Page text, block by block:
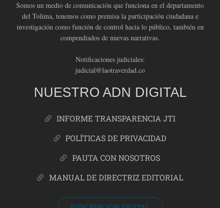
Somos un medio de comunicación que funciona en el departamento
del Tolima, tenemos como premisa la participación ciudadana e
investigación como función de control hacia lo público, también en
compendiados de nuevas narrativas.
Notificaciones judiciales:
judicial@laotraverdad.co
NUESTRO ADN DIGITAL
INFORME TRANSPARENCIA JTI
POLÍTICAS DE PRIVACIDAD
PAUTA CON NOSOTROS
MANUAL DE DIRECTRIZ EDITORIAL